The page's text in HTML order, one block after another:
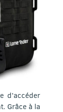
d’accéder
Grâce à la